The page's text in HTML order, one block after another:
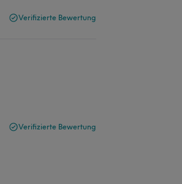
Verifizierte Bewertung
Verifizierte Bewertung